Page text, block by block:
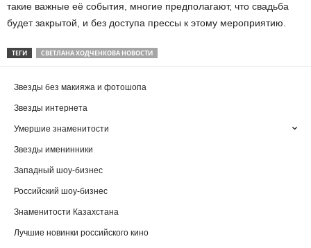
такие важные её события, многие предполагают, что свадьба
будет закрытой, и без доступа прессы к этому мероприятию.
ТЕГИ СВЕТЛАНА ХОДЧЕНКОВА НОВОСТИ
Звезды без макияжа и фотошопа
Звезды интернета
Умершие знаменитости
Звезды именинники
Западный шоу-бизнес
Российский шоу-бизнес
Знаменитости Казахстана
Лучшие новинки российского кино